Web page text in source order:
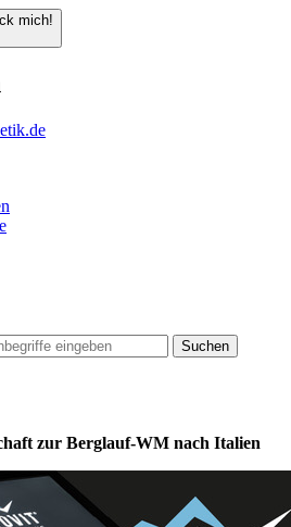
mich!
Suchen
zur Berglauf-WM nach Italien